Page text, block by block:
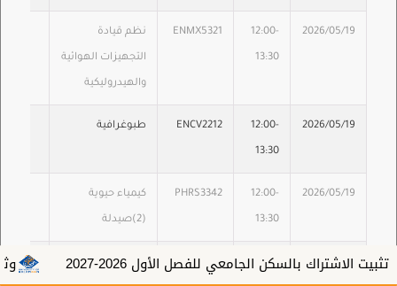
2026/05/19
12:00-
13:30
ENMX5321 نظم قيادة
التجهيزات الهوائية
والهيدروليكية
2026/05/19
12:00-
13:30
ENCV2212 طبوغرافية
2026/05/19
12:00-
13:30
PHRS3342 كيمياء حيوية
(2)صيدلة
2026/05/19
12:00-
ENCV4213 المنشآت الجامعي للفصل الأول 2026-2027 وثائـق تخـرج